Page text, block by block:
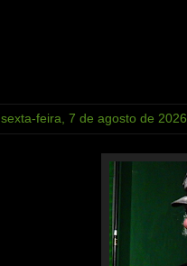
sexta-feira, 7 de agosto de 2026